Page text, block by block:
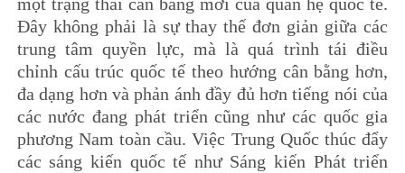
Đây không phải là sự thay thế đơn giản giữa các
trung tâm quyền lực, mà là quá trình tái điều
chỉnh cấu trúc quốc tế theo hướng cân bằng hơn,
đa dạng hơn và phản ánh đầy đủ hơn tiếng nói của
các nước đang phát triển cũng như các quốc gia
phương Nam toàn cầu. Việc Trung Quốc thúc đẩy
các sáng kiến quốc tế như Sáng kiến Phát triển